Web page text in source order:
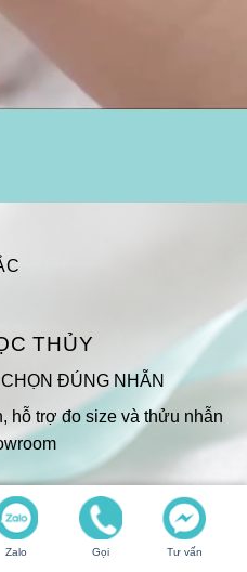
Zalo Gọi Tư vấn
THỦY
ĐÚNG NHẪN
hỗ trợ đo size và thửu nhẫn